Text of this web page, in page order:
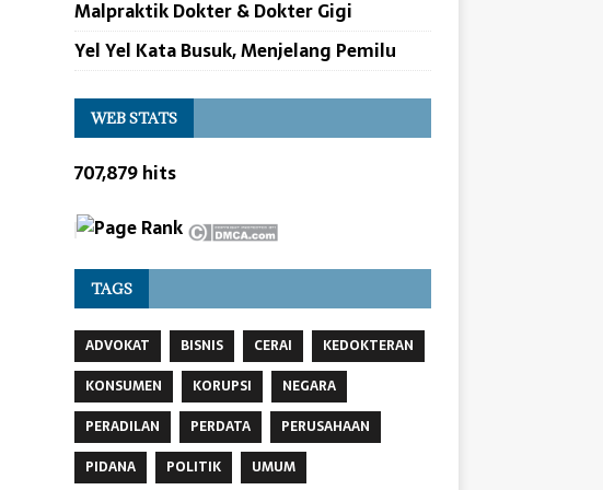
Malpraktik Dokter & Dokter Gigi
Yel Yel Kata Busuk, Menjelang Pemilu
WEB STATS
707,879 hits
TAGS
ADVOKAT BISNIS CERAI
KEDOKTERAN
KONSUMEN
KORUPSI
NEGARA
PERADILAN
PERDATA
PERUSAHAAN
PIDANA
POLITIK UMUM